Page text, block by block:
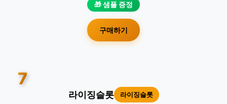
🎁 샘플 증정
구매하기
7
라이징슬롯 라이징슬롯